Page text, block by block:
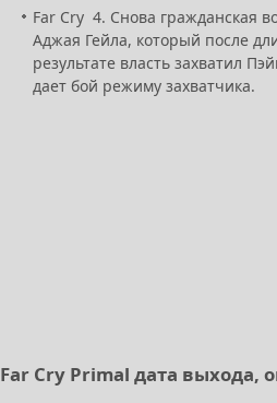
Far Cry 4. Снова гражданская
Аджая Гейла, который после
результате власть захватил
дает бой режиму захватчика.
Far Cry Primal дата выхода,